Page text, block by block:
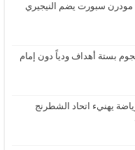
مودرن سبورت يضم النيجيري
بستة أهداف ودياً دون إمام
الرياضة يهنيء اتحاد الشطرنج